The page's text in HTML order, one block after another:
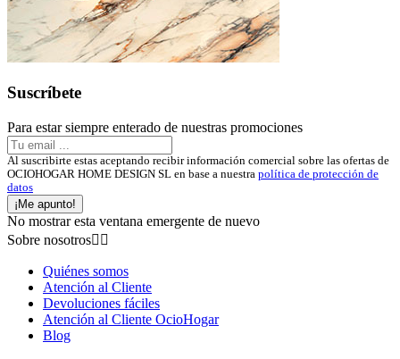
Suscríbete
Para estar siempre enterado de nuestras promociones
Al suscribirte estas aceptando recibir información comercial sobre las ofertas de
OCIOHOGAR HOME DESIGN SL en base a nuestra política de protección de
datos
¡Me apunto!
No mostrar esta ventana emergente de nuevo
Sobre nosotros 
Quiénes somos
Atención al Cliente
Devoluciones fáciles
Atención al Cliente OcioHogar
Blog